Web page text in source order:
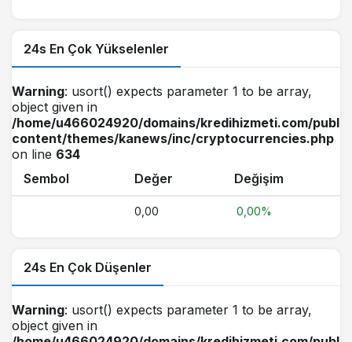
24s En Çok Yükselenler
Warning: usort() expects parameter 1 to be array,
object given in
/home/u466024920/domains/kredihizmeti.com/
content/themes/kanews/inc/cryptocurrencies.php
on line 634
Sembol
Değer Değişim
0,00 0,00%
24s En Çok Düşenler
Warning: usort() expects parameter 1 to be array,
object given in